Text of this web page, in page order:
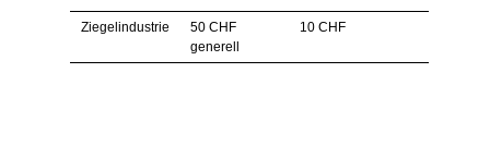
Ziegelindustrie
50 CHF
generell
10 CHF